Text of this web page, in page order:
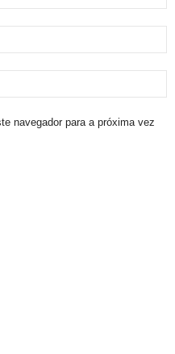
navegador para a próxima vez